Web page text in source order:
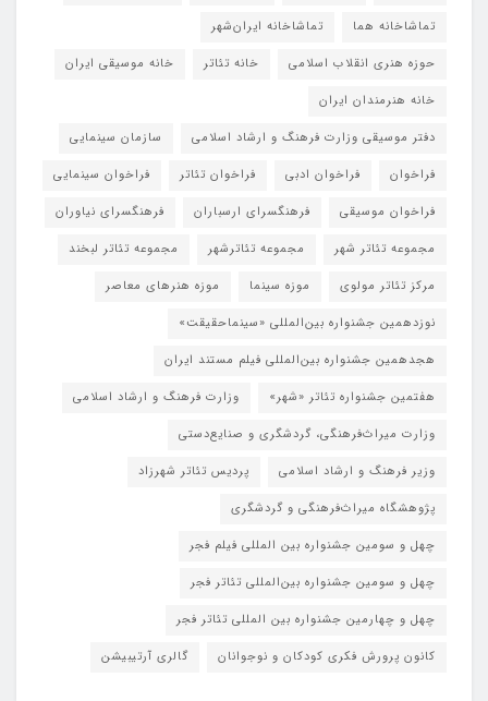
تماشاخانه هما
تماشاخانه‌ ایران‌شهر
حوزه هنری انقلاب اسلامی
خانه تئاتر
خانه موسیقی ایران
خانه هنرمندان ایران
دفتر موسیقی وزارت فرهنگ و ارشاد اسلامی
سازمان سینمایی
فراخوان
فراخوان ادبی فراخوان تئاتر
فراخوان سینمایی
فراخوان موسیقی
فرهنگسرای ارسباران
فرهنگسرای نیاوران
مجموعه تئاتر شهر
مجموعه تئاترشهر
مجموعه تئاتر لبخند
مرکز تئاتر مولوی
موزه سینما
موزه هنرهای معاصر
نوزدهمین جشنواره بین‌المللی «سینماحقیقت»
هجدهمین جشنواره بین‌المللی فیلم مستند ایران
هفتمین جشنواره تئاتر «شهر»
وزارت فرهنگ و ارشاد اسلامی
وزارت میراث‌فرهنگی، گردشگری و صنایع‌دستی
وزیر فرهنگ و ارشاد اسلامی
پردیس تئاتر شهرزاد
پژوهشگاه میراث‌فرهنگی و گردشگری
چهل و سومین جشنواره بین المللی فیلم فجر
چهل و سومین جشنواره بین‌المللی تئاتر فجر
چهل و چهارمین جشنواره بین المللی تئاتر فجر
کانون پرورش فکری کودکان و نوجوانان
گالری آرتیبیشن